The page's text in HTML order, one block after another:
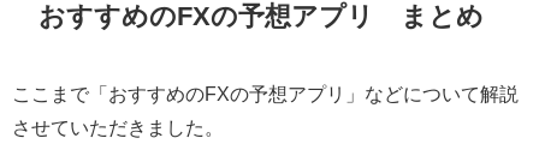
おすすめのFXの予想アプリ まとめ
ここまで「おすすめのFXの予想アプリ」などについて解説
させていただきました。